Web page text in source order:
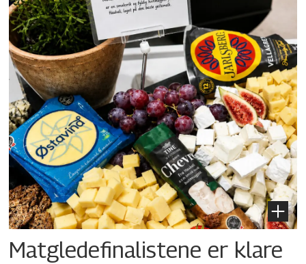
Matgledefinalistene er klare